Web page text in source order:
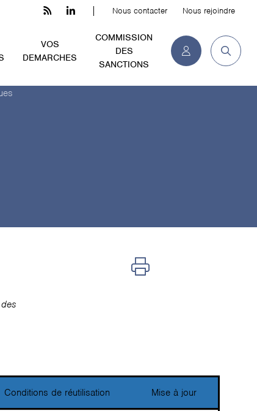
Nous contacter Nous rejoindre
VOS
DEMARCHES
COMMISSION
DES
SANCTIONS
Conditions de réutilisation Mise à jour